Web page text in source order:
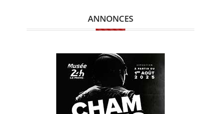
ANNONCES